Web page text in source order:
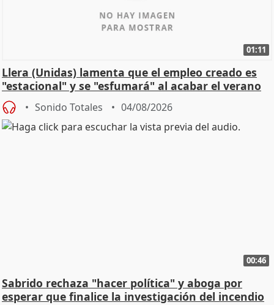
01:11
Llera (Unidas) lamenta que el empleo creado es
"estacional" y se "esfumará" al acabar el verano
Sonido Totales 04/08/2026
00:46
Sabrido rechaza "hacer política" y aboga por
esperar que finalice la investigación del incendio